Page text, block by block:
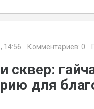
14:56 Комментариев: 0
сквер:
для